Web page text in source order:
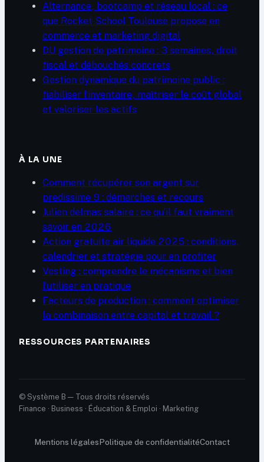
Alternance, bootcamp et réseau local : ce
que Rocket School Toulouse propose en
commerce et marketing digital
DU gestion de patrimoine : 3 semaines, droit
fiscal et débouchés concrets
Gestion dynamique du patrimoine public :
fiabiliser l’inventaire, maîtriser le coût global
et valoriser les actifs
À LA UNE
Comment récupérer son argent sur
predissime 9 : démarches et recours
Julien delmas salaire : ce qu’il faut vraiment
savoir en 2026
Action gratuite air liquide 2025 : conditions,
calendrier et stratégie pour en profiter
Vesting : comprendre le mécanisme et bien
l’utiliser en pratique
Facteurs de production : comment optimiser
la combinaison entre capital et travail ?
RESSOURCES PARTENAIRES
© Système B — Tous droits réservés
Finance · Business · Éducation & Emploi · Marketing
Mentions légalesPolitique de confidentialitéContact